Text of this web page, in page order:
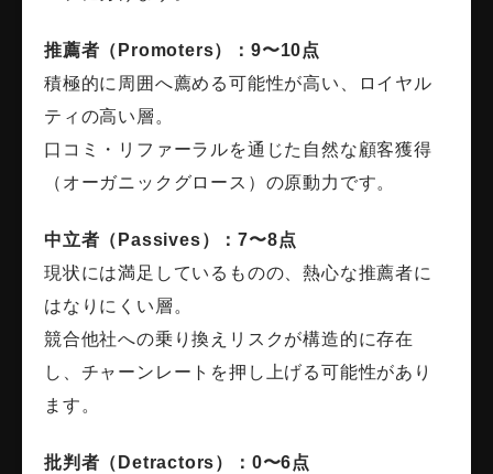
推薦者（Promoters）：9〜10点
積極的に周囲へ薦める可能性が高い、ロイヤル
ティの高い層。
口コミ・リファーラルを通じた自然な顧客獲得
（オーガニックグロース）の原動力です。
中立者（Passives）：7〜8点
現状には満足しているものの、熱心な推薦者に
はなりにくい層。
競合他社への乗り換えリスクが構造的に存在
し、チャーンレートを押し上げる可能性があり
ます。
批判者（Detractors）：0〜6点